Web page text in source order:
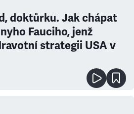
doktůrku. Jak chápat
Fauciho, jenž
strategii USA v